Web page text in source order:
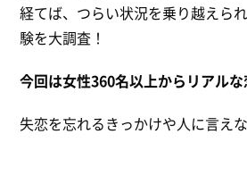
経てば、つらい状況を乗り越え
験を大調査！
今回は女性360名以上からリアル
失恋を忘れるきっかけや人に言え